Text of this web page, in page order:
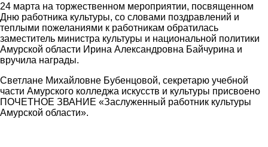
24 марта на торжественном мероприятии, посвященном
Дню работника культуры, со словами поздравлений и
теплыми пожеланиями к работникам обратилась
заместитель министра культуры и национальной политики
Амурской области Ирина Александровна Байчурина и
вручила награды.
Светлане Михайловне Бубенцовой, секретарю учебной
части Амурского колледжа искусств и культуры присвоено
ПОЧЕТНОЕ ЗВАНИЕ «Заслуженный работник культуры
Амурской области».